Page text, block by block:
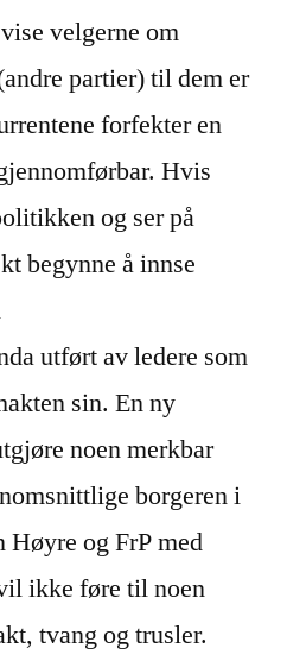
velgerne om
partier) til dem er
forfekter en
Hvis
og ser på
begynne å innse
utført av ledere som
sin. En ny
noen merkbar
borgeren i
og FrP med
ikke føre til noen
tvang og trusler.